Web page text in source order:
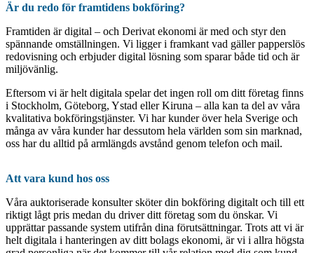
Är du redo för framtidens bokföring?
Framtiden är digital – och Derivat ekonomi är med och styr den
spännande omställningen. Vi ligger i framkant vad gäller papperslös
redovisning och erbjuder digital lösning som sparar både tid och är
miljövänlig.
Eftersom vi är helt digitala spelar det ingen roll om ditt företag finns
i Stockholm, Göteborg, Ystad eller Kiruna – alla kan ta del av våra
kvalitativa bokföringstjänster. Vi har kunder över hela Sverige och
många av våra kunder har dessutom hela världen som sin marknad,
oss har du alltid på armlängds avstånd genom telefon och mail.
Att vara kund hos oss
Våra auktoriserade konsulter sköter din bokföring digitalt och till ett
riktigt lågt pris medan du driver ditt företag som du önskar. Vi
upprättar passande system utifrån dina förutsättningar. Trots att vi är
helt digitala i hanteringen av ditt bolags ekonomi, är vi i allra högsta